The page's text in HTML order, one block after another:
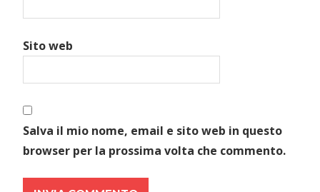
Sito web
Salva il mio nome, email e sito web in questo
browser per la prossima volta che commento.